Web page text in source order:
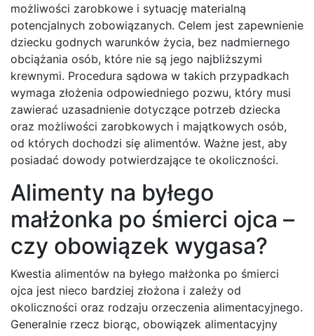
możliwości zarobkowe i sytuację materialną
potencjalnych zobowiązanych. Celem jest zapewnienie
dziecku godnych warunków życia, bez nadmiernego
obciążania osób, które nie są jego najbliższymi
krewnymi. Procedura sądowa w takich przypadkach
wymaga złożenia odpowiedniego pozwu, który musi
zawierać uzasadnienie dotyczące potrzeb dziecka
oraz możliwości zarobkowych i majątkowych osób,
od których dochodzi się alimentów. Ważne jest, aby
posiadać dowody potwierdzające te okoliczności.
Alimenty na byłego
małżonka po śmierci ojca –
czy obowiązek wygasa?
Kwestia alimentów na byłego małżonka po śmierci
ojca jest nieco bardziej złożona i zależy od
okoliczności oraz rodzaju orzeczenia alimentacyjnego.
Generalnie rzecz biorąc, obowiązek alimentacyjny